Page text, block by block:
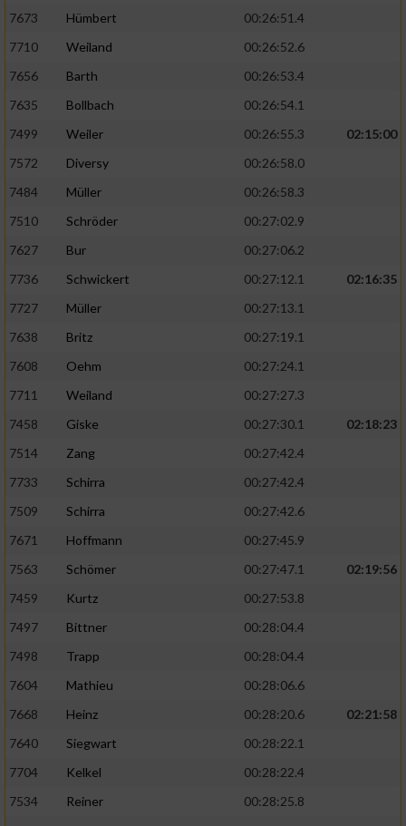
7673
Hümbert
00:26:51.4
7710
Weiland
00:26:52.6
7656
Barth
00:26:53.4
7635
Bollbach
00:26:54.1
7499
Weiler 00:26:55.3
02:15:00
7572
Diversy
00:26:58.0
7484
Müller
00:26:58.3
7510
Schröder
00:27:02.9
7627
Bur
00:27:06.2
7736
Schwickert 00:27:12.1
02:16:35
7727
Müller
00:27:13.1
7638
Britz
00:27:19.1
7608
Oehm
00:27:24.1
7711
Weiland
00:27:27.3
7458
Giske 00:27:30.1
02:18:23
7514
Zang
00:27:42.4
7733
Schirra
00:27:42.4
7509
Schirra
00:27:42.6
7671
Hoffmann
00:27:45.9
7563
Schömer 00:27:47.1
02:19:56
7459
Kurtz
00:27:53.8
7497
Bittner
00:28:04.4
7498
Trapp
00:28:04.4
7604
Mathieu
00:28:06.6
7668
Heinz 00:28:20.6
02:21:58
7640
Siegwart
00:28:22.1
7704
Kelkel
00:28:22.4
7534
Reiner
00:28:25.8